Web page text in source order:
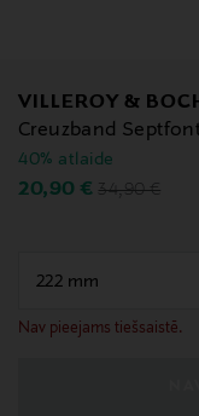
VILLEROY &
Creuzband
40% atlaide
Discounted Price
20,90 € Original Price
34,90 €
Nav pieejams tiešsaistē.
null